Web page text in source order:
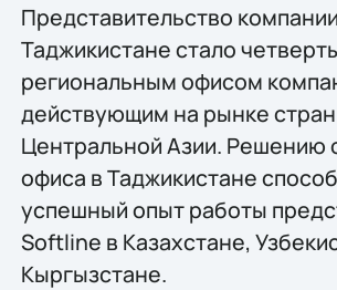
Представительство
Таджикистане стало
региональным офисом
действующим на рынке стран
Центральной Азии. Решению
офиса в Таджикистане
успешный опыт работы
Softline в Казахстане,
Кыргызстане.